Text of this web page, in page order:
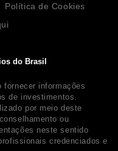
do Brasil
fornecer informações
de investimentos.
por meio deste
ou
neste sentido
credenciados e
Política de Cookies